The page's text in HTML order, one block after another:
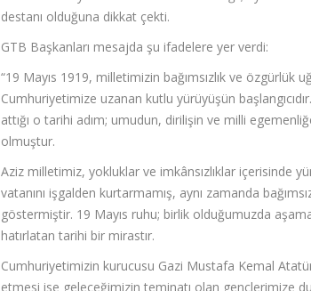
destanı olduğuna dikkat çekti.
GTB Başkanları mesajda şu ifadelere yer verdi:
“19 Mayıs 1919, milletimizin bağımsızlık ve özgürlük
Cumhuriyetimize uzanan kutlu yürüyüşün
attığı o tarihi adım; umudun, dirilişin ve milli
olmuştur.
Aziz milletimiz, yokluklar ve imkânsızlıklar içerisinde
vatanını işgalden kurtarmamış, aynı zamanda
göstermiştir. 19 Mayıs ruhu; birlik olduğumuzda
hatırlatan tarihi bir mirastır.
Cumhuriyetimizin kurucusu Gazi Mustafa Kemal
etmesi ise geleceğimizin teminatı olan gençlerimize